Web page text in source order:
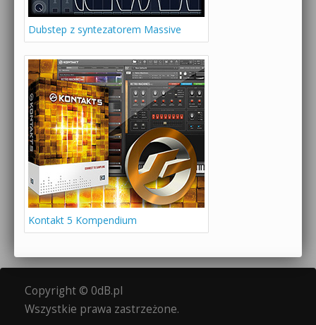
Dubstep z syntezatorem Massive
Kontakt 5 Kompendium
Copyright © 0dB.pl
Wszystkie prawa zastrzeżone.